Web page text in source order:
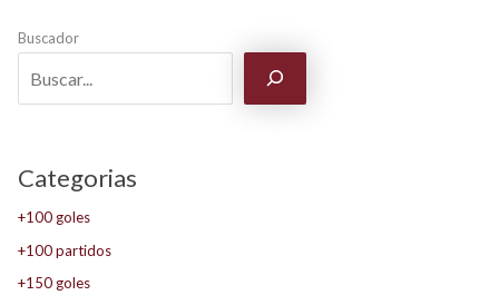
Buscador
Categorias
+100 goles
+100 partidos
+150 goles